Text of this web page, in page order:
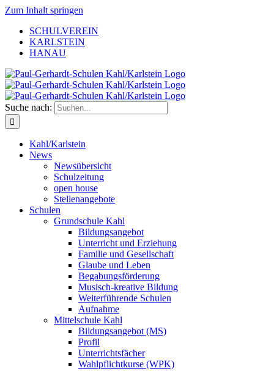
Zum Inhalt springen
SCHULVEREIN
KARLSTEIN
HANAU
Suche nach:
Kahl/Karlstein
News
Newsübersicht
Schulzeitung
open house
Stellenangebote
Schulen
Grundschule Kahl
Bildungsangebot
Unterricht und Erziehung
Familie und Gesellschaft
Glaube und Leben
Begabungsförderung
Musisch-kreative Bildung
Weiterführende Schulen
Aufnahme
Mittelschule Kahl
Bildungsangebot (MS)
Profil
Unterrichtsfächer
Wahlpflichtkurse (WPK)